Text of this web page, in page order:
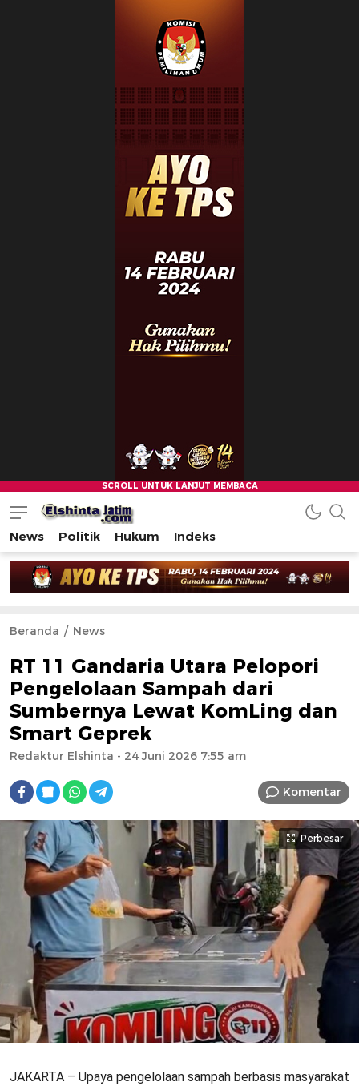
News Politik Hukum Indeks
Beranda News
RT 11 Gandaria Utara Pelopori
Pengelolaan Sampah dari
Sumbernya Lewat KomLing dan
Smart Geprek
Redaktur Elshinta - 24 Juni 2026 7:55 am
Komentar
Perbesar
JAKARTA – Upaya pengelolaan sampah berbasis masyarakat